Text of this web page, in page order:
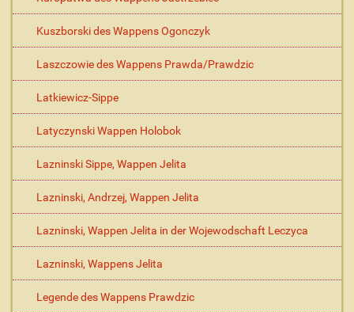
Kuszborski des Wappens Ogonczyk
Laszczowie des Wappens Prawda/Prawdzic
Latkiewicz-Sippe
Latyczynski Wappen Holobok
Lazninski Sippe, Wappen Jelita
Lazninski, Andrzej, Wappen Jelita
Lazninski, Wappen Jelita in der Wojewodschaft Leczyca
Lazninski, Wappens Jelita
Legende des Wappens Prawdzic